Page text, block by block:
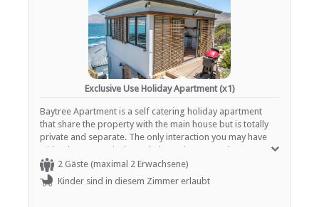
ESSEN UND TRINKEN
Braai / Grill (BBQ)
INTERNET
Kostenloses Wi-Fi
Exclusive Use Holiday Apartment (x1)
Baytree Apartment is a self catering holiday apartment
that share the property with the main house but is totally
private and separate. The only interaction you may have
with other guests is through the main gate and garage.
Once past the main house you head up the stairs to the
apartment where you can enjoy a totally private stay. Each
apartment sleeps two adults in a King-size bed. There is
2 Gäste (maximal 2 Erwachsene)
Kinder sind in diesem Zimmer erlaubt